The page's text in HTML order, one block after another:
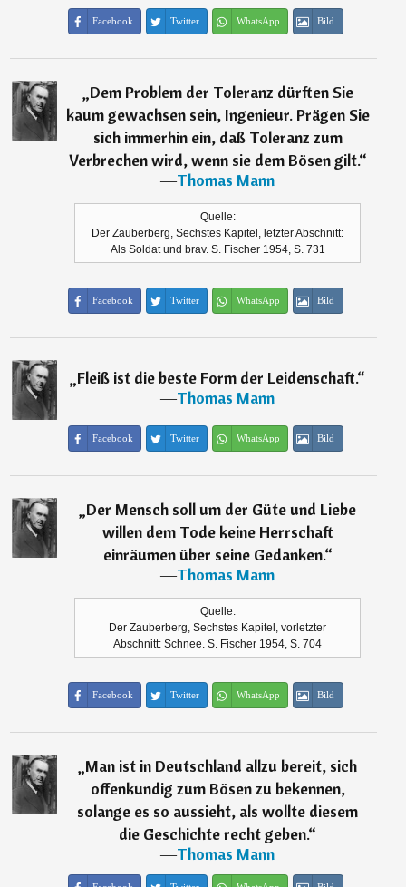
Facebook Twitter WhatsApp Bild
„Dem Problem der Toleranz dürften Sie
kaum gewachsen sein, Ingenieur. Prägen Sie
sich immerhin ein, daß Toleranz zum
Verbrechen wird, wenn sie dem Bösen gilt.“
―Thomas Mann
Quelle:
Der Zauberberg, Sechstes Kapitel, letzter Abschnitt:
Als Soldat und brav. S. Fischer 1954, S. 731
Facebook Twitter WhatsApp Bild
„Fleiß ist die beste Form der Leidenschaft.“
―Thomas Mann
Facebook Twitter WhatsApp Bild
„Der Mensch soll um der Güte und Liebe
willen dem Tode keine Herrschaft
einräumen über seine Gedanken.“
―Thomas Mann
Quelle:
Der Zauberberg, Sechstes Kapitel, vorletzter
Abschnitt: Schnee. S. Fischer 1954, S. 704
Facebook Twitter WhatsApp Bild
„Man ist in Deutschland allzu bereit, sich
offenkundig zum Bösen zu bekennen,
solange es so aussieht, als wollte diesem
die Geschichte recht geben.“
―Thomas Mann